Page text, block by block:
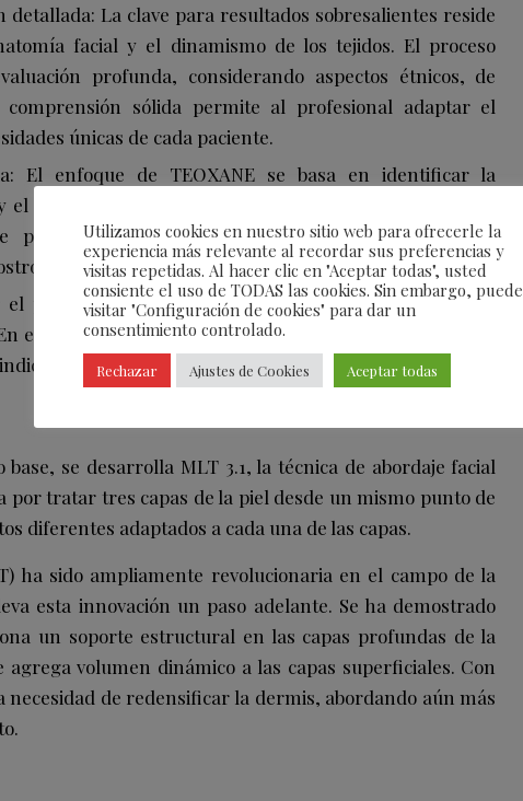
detallada: La clave para resultados sobresalientes reside
facial y el dinamismo de los tejidos. El proceso
profunda, considerando aspectos étnicos, de
sólida permite al profesional adaptar el
únicas de cada paciente.
El enfoque de TEOXANE se basa en identificar la
plano de inyección necesario. La técnica adecuada se
para lograr resultados óptimos, reconociendo qué
requieren aproximaciones distintas.
el producto adecuado es esencial para cumplir con los
este pilar, se consideran las propiedades reológicas que
específicas y a las metas de cada paciente.
se desarrolla MLT 3.1, la técnica de abordaje facial
por tratar tres capas de la piel desde un mismo punto de
diferentes adaptados a cada una de las capas.
ha sido ampliamente revolucionaria en el campo de la
esta innovación un paso adelante. Se ha demostrado
un soporte estructural en las capas profundas de la
volumen dinámico a las capas superficiales. Con
necesidad de redensificar la dermis, abordando aún más
Utilizamos cookies en nuestro sitio web para ofrecerle la
experiencia más relevante al recordar sus preferencias y
visitas repetidas. Al hacer clic en "Aceptar todas", usted
consiente el uso de TODAS las cookies. Sin embargo, puede
visitar "Configuración de cookies" para dar un
consentimiento controlado.
Rechazar Ajustes de Cookies Aceptar todas